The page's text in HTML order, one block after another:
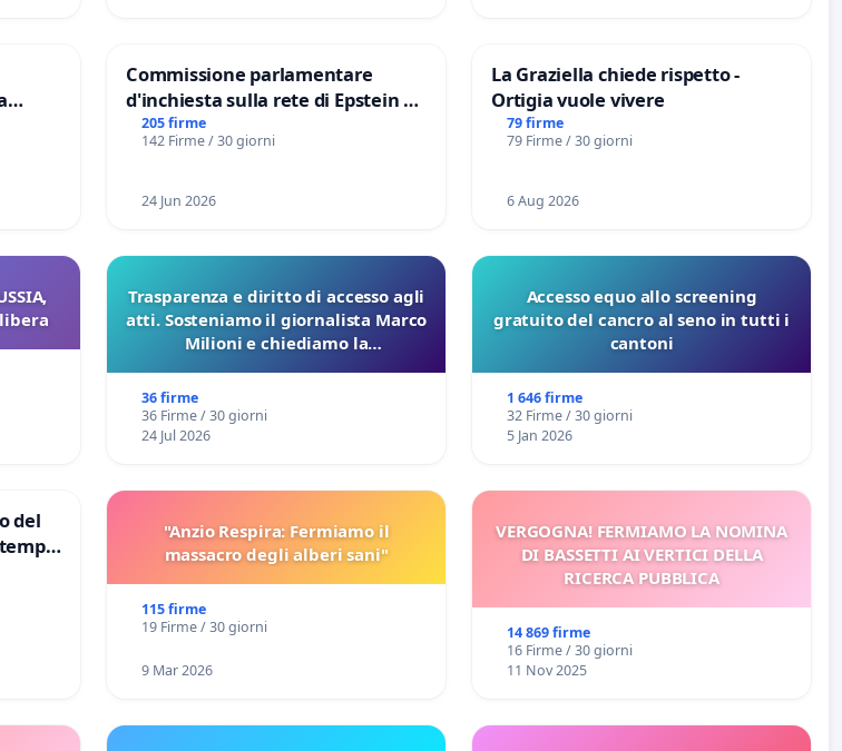
a
Commissione parlamentare
d'inchiesta sulla rete di Epstein e
del Mossad: verità sugli Epstein
Files
205 firme
142 Firme / 30 giorni
24 Jun 2026
La Graziella chiede rispetto -
Ortigia vuole vivere
79 firme
79 Firme / 30 giorni
6 Aug 2026
Trasparenza e diritto di accesso agli
atti. Sosteniamo il giornalista Marco
Milioni e chiediamo la
sulla Pedemontana Veneta
36 firme
36 Firme / 30 giorni
24 Jul 2026
Accesso equo allo screening
gratuito del cancro al seno in tutti i
cantoni
1 646 firme
32 Firme / 30 giorni
5 Jan 2026
del
"Anzio Respira: Fermiamo il
massacro degli alberi sani"
115 firme
19 Firme / 30 giorni
9 Mar 2026
VERGOGNA! FERMIAMO LA NOMINA
DI BASSETTI AI VERTICI DELLA
RICERCA PUBBLICA
14 869 firme
16 Firme / 30 giorni
11 Nov 2025